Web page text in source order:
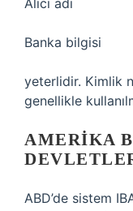
Alıcı adı
Banka bilgisi
yeterlidir. Kimlik
genellikle
AMERIKA
ABD’de sistem